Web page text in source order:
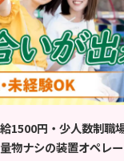
1500円・少人数制職
物ナシの装置オペレ